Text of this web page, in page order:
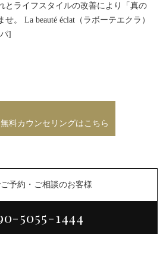
とライフスタイルの改善により「真の
。 La beauté éclat（ラボーテエクラ）
]
無料カウンセリングはこちら
予約・ご相談のお客様
5055-1444